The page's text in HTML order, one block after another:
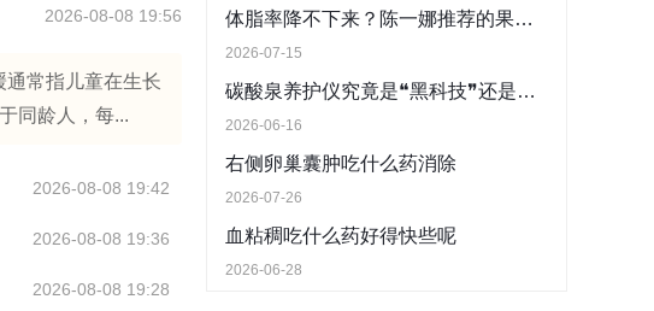
2026-08-08 19:56
常指儿童在生长
同龄人，每...
2026-08-08 19:42
2026-08-08 19:36
2026-08-08 19:28
体脂率降不下来？陈一娜推荐的果汁，用“三段式”逻辑重塑代谢
2026-07-15
碳酸泉养护仪究竟是❝黑科技❞还是智商税？医学界给出了答案
2026-06-16
右侧卵巢囊肿吃什么药消除
2026-07-26
血粘稠吃什么药好得快些呢
2026-06-28